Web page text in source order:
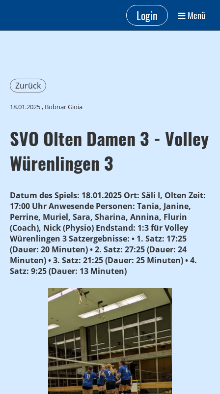
Login Menü
Zurück
18.01.2025, Bobnar Gioia
SVO Olten Damen 3 - Volley
Würenlingen 3
Datum des Spiels: 18.01.2025 Ort: Säli I, Olten Zeit:
17:00 Uhr Anwesende Personen: Tania, Janine,
Perrine, Muriel, Sara, Sharina, Annina, Flurin
(Coach), Nick (Physio) Endstand: 1:3 für Volley
Würenlingen 3 Satzergebnisse: • 1. Satz: 17:25
(Dauer: 20 Minuten) • 2. Satz: 27:25 (Dauer: 24
Minuten) • 3. Satz: 21:25 (Dauer: 25 Minuten) • 4.
Satz: 9:25 (Dauer: 13 Minuten)